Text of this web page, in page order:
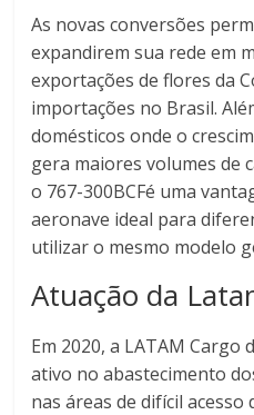
As novas conversões
expandirem sua rede em
exportações de flores da
importações no Brasil.
domésticos onde o
gera maiores volumes de
o 767-300BCFé uma
aeronave ideal para
utilizar o mesmo modelo
Atuação da
Em 2020, a LATAM
ativo no abastecimento
nas áreas de difícil acesso